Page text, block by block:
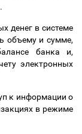
денег в системе
объему и сумме,
банка и,
электронных
к информации о
в режиме